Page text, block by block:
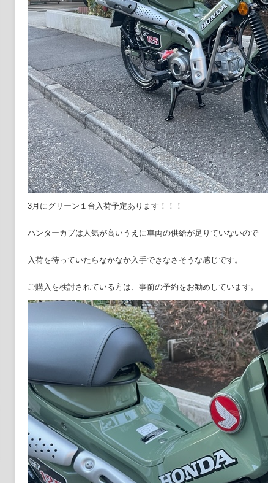
3月にグリーン１台入荷予定あります！！！
ハンターカブは人気が高いうえに車両の供給が足りていないので
入荷を待っていたらなかなか入手できなさそうな感じです。
ご購入を検討されている方は、事前の予約をお勧めしています。